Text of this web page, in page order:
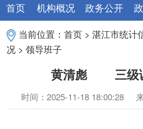
首页 机构概况 政务公开
当前位置：首页 >湛江市统计
况 >领导班子
黄清彪 三级
时间：2025-11-18 18:00:28